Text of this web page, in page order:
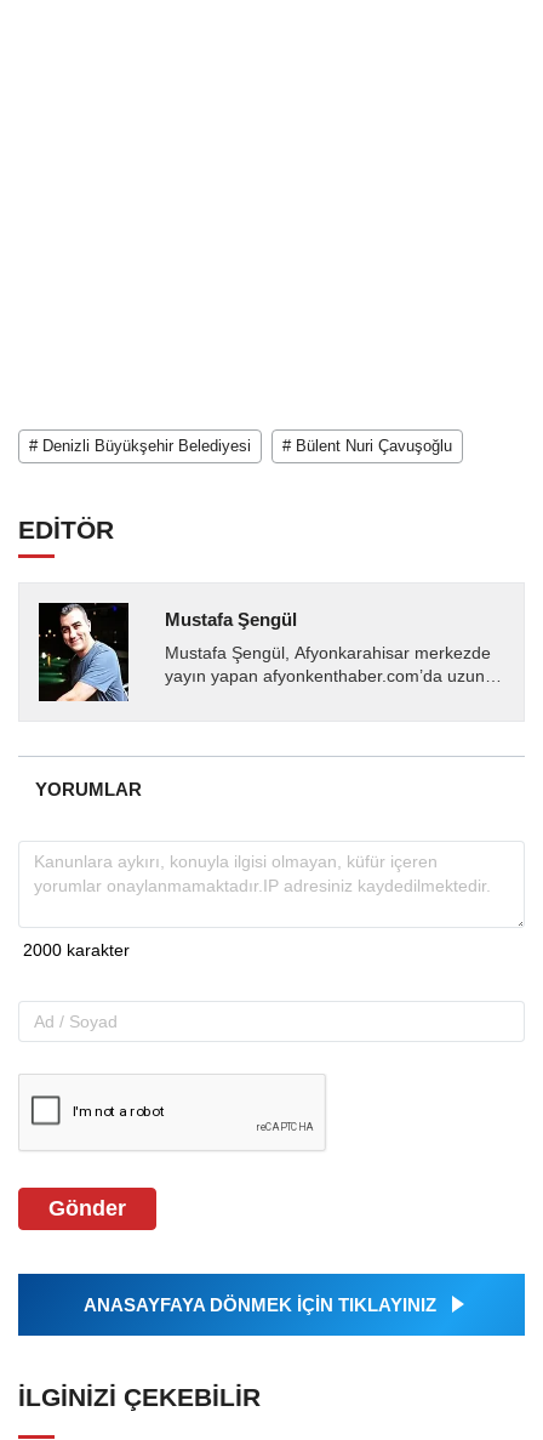
# Denizli Büyükşehir Belediyesi # Bülent Nuri Çavuşoğlu
EDİTÖR
Mustafa Şengül
Mustafa Şengül, Afyonkarahisar merkezde
yayın yapan afyonkenthaber.com’da uzun
almakta, haber akışı...
YORUMLAR
Gönder
ANASAYFAYA DÖNMEK İÇİN TIKLAYINIZ
İLGINIZI ÇEKEBILIR